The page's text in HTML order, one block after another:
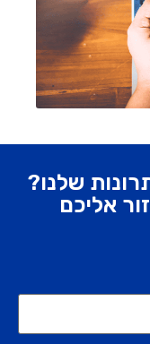
שלנו?
אליכם